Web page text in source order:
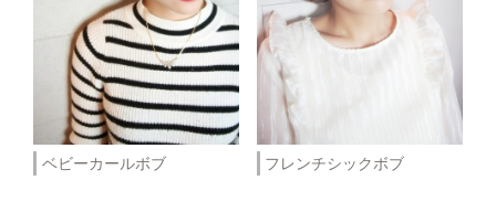
ベビーカールボブ フレンチシックボブ